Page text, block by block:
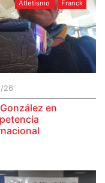
Atletismo Franck
26
en